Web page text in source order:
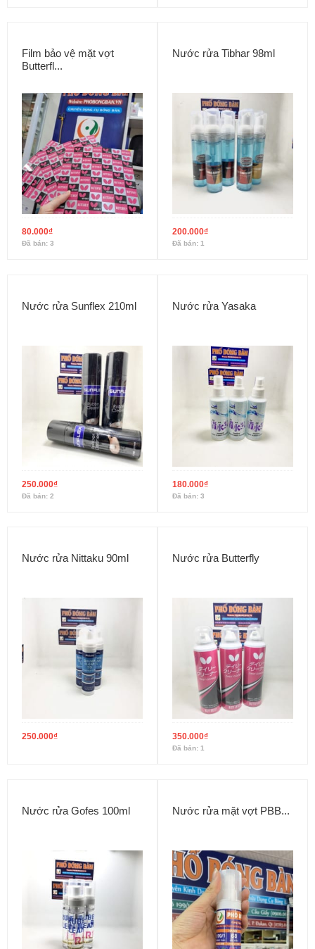
Film bảo vệ mặt vợt
Butterfl...
80.000₫
Đã bán: 3
Nước rửa Tibhar 98ml
200.000₫
Đã bán: 1
Nước rửa Sunflex 210ml
250.000₫
Đã bán: 2
Nước rửa Yasaka
180.000₫
Đã bán: 3
Nước rửa Nittaku 90ml
250.000₫
Nước rửa Butterfly
350.000₫
Đã bán: 1
Nước rửa Gofes 100ml Nước rửa mặt vợt PBB...